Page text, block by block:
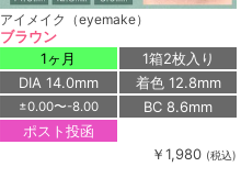
アイメイク（eyemake）
ブラウン
1ヶ月
1箱2枚入り
DIA 14.0mm
着色 12.8mm
±0.00〜-8.00
BC 8.6mm
ポスト投函
￥1,980 (税込)